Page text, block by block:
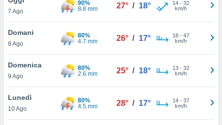
è
al sito
di
ci
di
il
7 Ago
90%
8.8 mm
27° / 18° 14- 32
km/h
Domani
8 Ago
80%
4.7 mm
26° / 17° 18- 47
km/h
Domenica
9 Ago
80%
2.6 mm
25° / 18° 13- 32
km/h
Lunedì
10 Ago
80%
4.5 mm
28° / 17° 14- 37
km/h